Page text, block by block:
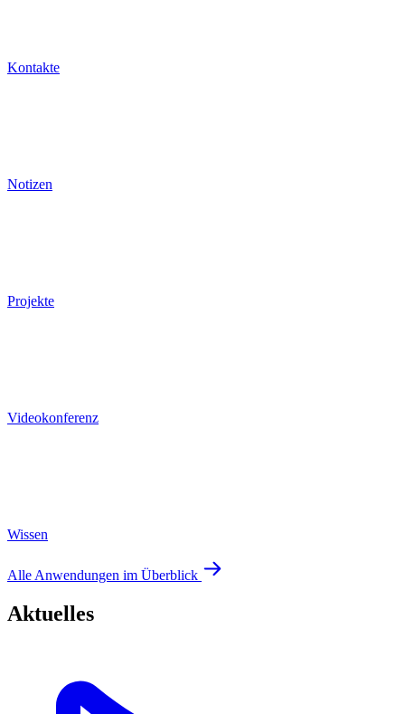
Kontakte
Notizen
Projekte
Videokonferenz
Wissen
Alle Anwendungen im Überblick
Aktuelles